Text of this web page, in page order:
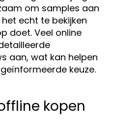
om samples aan
echt te bekijken
doet. Veel online
aan, wat kan helpen
keuze.
kopen